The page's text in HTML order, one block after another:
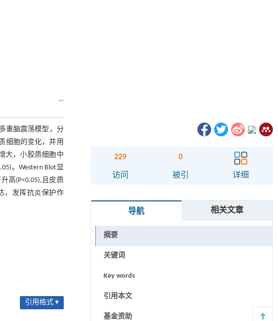
重脑震荡模型，分
细胞的变化，并用
大，小胶质细胞中
。Western Blot显
高(P<0.05),且皮质
，发挥抗炎保护作
引用格式 ▾
229
访问
0
被引 详细
导航 相关文章
摘要
关键词
Key words
引用本文
基金资助